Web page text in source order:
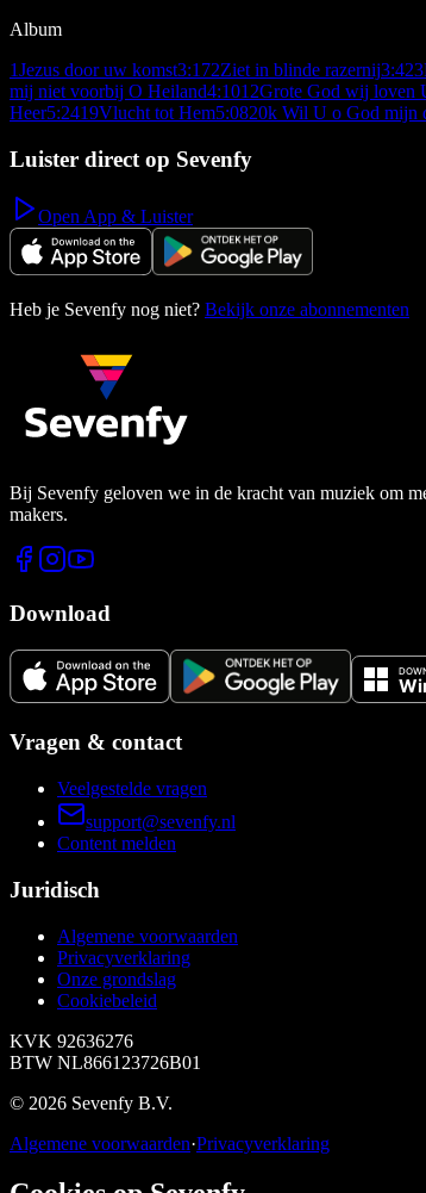
Album
1Jezus door uw komst3:172Ziet in blinde razernij3:423
mij niet voorbij O Heiland4:1012Grote God wij loven
Heer5:2419Vlucht tot Hem5:0820k Wil U o God mijn
Luister direct op Sevenfy
Open App & Luister
Heb je Sevenfy nog niet? Bekijk onze abonnementen
Bij Sevenfy geloven we in de kracht van muziek om
makers.
Download
Vragen & contact
Veelgestelde vragen
support@sevenfy.nl
Content melden
Juridisch
Algemene voorwaarden
Privacyverklaring
Onze grondslag
Cookiebeleid
KVK 92636276
BTW NL866123726B01
© 2026 Sevenfy B.V.
Algemene voorwaarden·Privacyverklaring